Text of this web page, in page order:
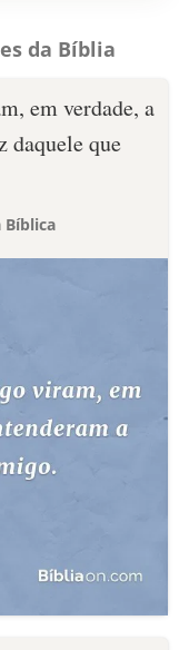
da Bíblia
em verdade, a
daquele que
Bíblica